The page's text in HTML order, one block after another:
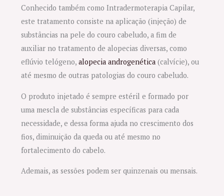
Conhecido também como Intradermoterapia Capilar,
este tratamento consiste na aplicação (injeção) de
substâncias na pele do couro cabeludo, a fim de
auxiliar no tratamento de alopecias diversas, como
eflúvio telógeno,alopecia androgenética (calvície), ou
até mesmo de outras patologias do couro cabeludo.
O produto injetado é sempre estéril e formado por
uma mescla de substâncias específicas para cada
necessidade, e dessa forma ajuda no crescimento dos
fios, diminuição da queda ou até mesmo no
fortalecimento do cabelo.
Ademais, as sessões podem ser quinzenais ou mensais.